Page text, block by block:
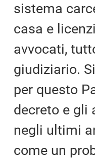
sistema
casa e
avvocati,
giudiziario.
per questo
decreto e gli
negli ultimi
come un